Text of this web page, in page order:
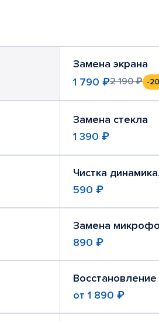
Замена экрана
1 790 ₽2 190 ₽ -
Замена стекла
1 390 ₽
Чистка
590 ₽
Замена
890 ₽
от 1 890 ₽